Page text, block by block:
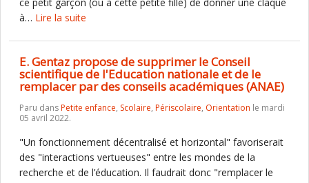
à… Lire la suite
E. Gentaz propose de supprimer le Conseil
scientifique de l'Education nationale et de le
remplacer par des conseils académiques (ANAE)
Paru dansPetite enfance, Scolaire, Périscolaire, Orientation le mardi
05 avril 2022.
"Un fonctionnement décentralisé et horizontal" favoriserait
des "interactions vertueuses" entre les mondes de la
recherche et de l’éducation. Il faudrait donc "remplacer le